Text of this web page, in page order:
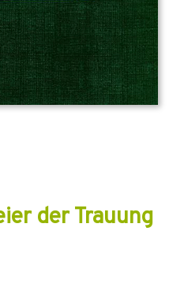
der Trauung